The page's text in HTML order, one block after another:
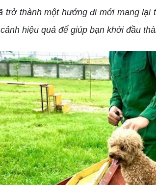
thành một hướng đi mới mang
hiệu quả để giúp bạn khởi đầu